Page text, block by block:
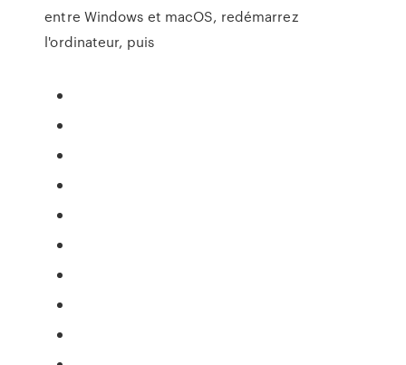
entre Windows et macOS, redémarrez
l'ordinateur, puis